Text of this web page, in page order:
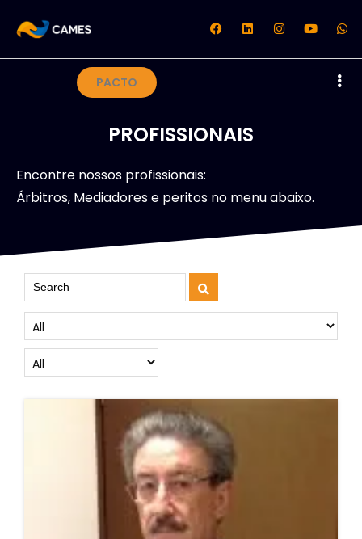
PACTO
PROFISSIONAIS
Encontre nossos profissionais:
Árbitros, Mediadores e peritos no menu abaixo.